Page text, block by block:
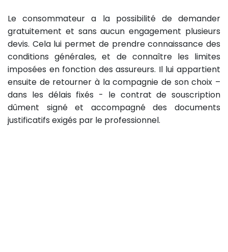
Le consommateur a la possibilité de demander
gratuitement et sans aucun engagement plusieurs
devis. Cela lui permet de prendre connaissance des
conditions générales, et de connaître les limites
imposées en fonction des assureurs. Il lui appartient
ensuite de retourner à la compagnie de son choix –
dans les délais fixés - le contrat de souscription
dûment signé et accompagné des documents
justificatifs exigés par le professionnel.